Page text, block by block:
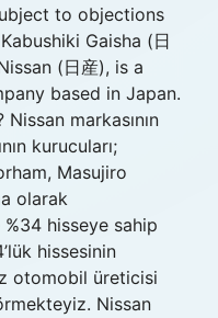
to objections
Gaisha (日
(日産), is a
based in Japan.
markasının
kurucuları;
Masujiro
olarak
%34 hisseye sahip
hissesinin
otomobil üreticisi
Nissan